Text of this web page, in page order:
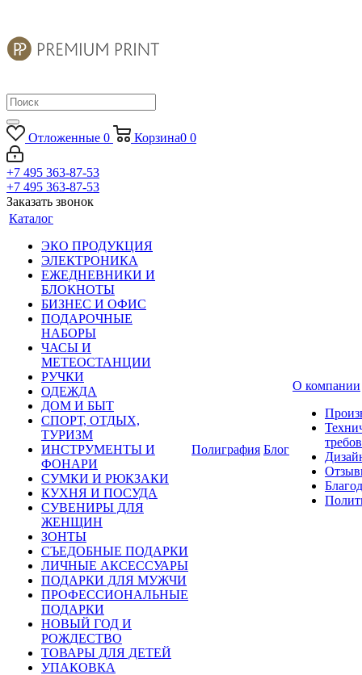
Отложенные 0 Корзина0 0
+7 495 363-87-53
+7 495 363-87-53
Заказать звонок
Каталог
ЭКО ПРОДУКЦИЯ
ЭЛЕКТРОНИКА
ЕЖЕДНЕВНИКИ И
БЛОКНОТЫ
БИЗНЕС И ОФИС
ПОДАРОЧНЫЕ
НАБОРЫ
ЧАСЫ И
МЕТЕОСТАНЦИИ
РУЧКИ
ОДЕЖДА
ДОМ И БЫТ
СПОРТ, ОТДЫХ,
ТУРИЗМ
ИНСТРУМЕНТЫ И
ФОНАРИ
СУМКИ И РЮКЗАКИ
КУХНЯ И ПОСУДА
СУВЕНИРЫ ДЛЯ
ЖЕНЩИН
ЗОНТЫ
СЪЕДОБНЫЕ ПОДАРКИ
ЛИЧНЫЕ АКСЕССУАРЫ
ПОДАРКИ ДЛЯ МУЖЧИ
ПРОФЕССИОНАЛЬНЫЕ
ПОДАРКИ
НОВЫЙ ГОД И
РОЖДЕСТВО
ТОВАРЫ ДЛЯ ДЕТЕЙ
УПАКОВКА
Полиграфия Блог
О компании